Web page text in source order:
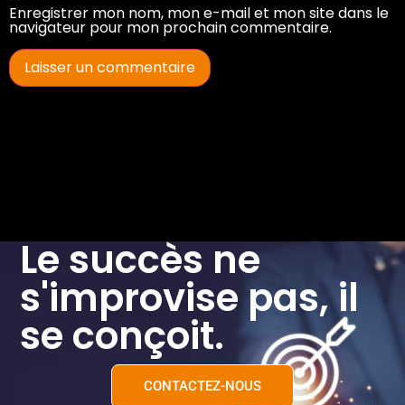
Enregistrer mon nom, mon e-mail et mon site dans le
navigateur pour mon prochain commentaire.
Le succès ne
s'improvise pas, il
se conçoit.
CONTACTEZ-NOUS